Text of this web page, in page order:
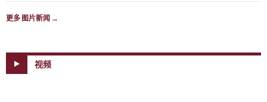
更多 图片新闻 →
视频